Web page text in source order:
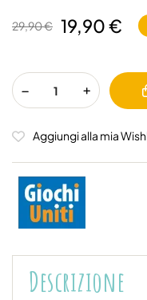
29,90 € 19,90 €
Aggiungi alla mia
Descrizione